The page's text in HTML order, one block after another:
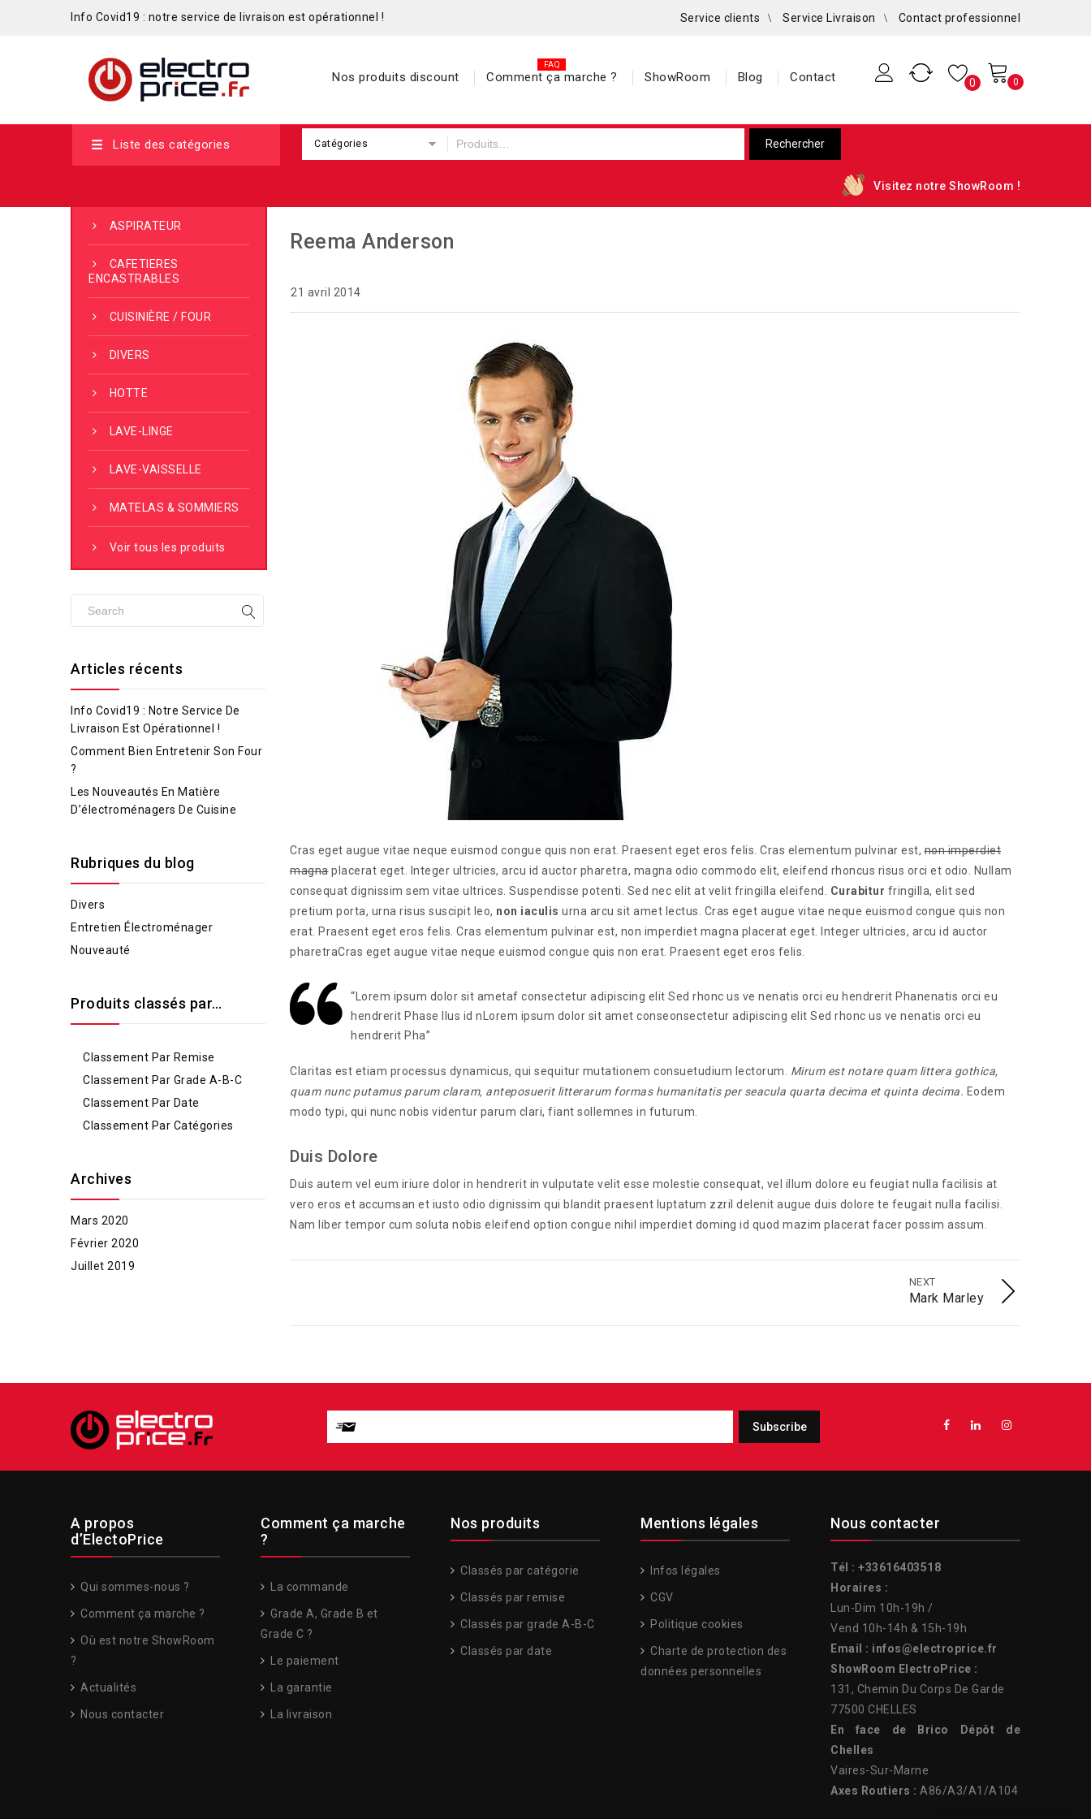
Info Covid19 : notre service de livraison est opérationnel ! Service clients Service Livraison Contact professionnel
Nos produits discount Comment ça marche ? ShowRoom Blog Contact 0 0
Liste des catégories Catégories
Visitez notre ShowRoom !
ASPIRATEUR
CAFETIERES
ENCASTRABLES
CUISINIÈRE / FOUR
DIVERS
HOTTE
LAVE-LINGE
LAVE-VAISSELLE
MATELAS & SOMMIERS
Voir tous les produits
Reema Anderson
21 avril 2014
Cras eget augue vitae neque euismod congue quis non erat. Praesent eget eros felis. Cras elementum pulvinar est,non imperdiet
magnaplacerat eget. Integer ultricies, arcu id auctor pharetra, magna odio commodo elit, eleifend rhoncus risus orci et odio. Nullam
consequat dignissim sem vitae ultrices. Suspendisse potenti. Sed nec elit at velit fringilla eleifend. Curabitur fringilla, elit sed
pretium porta, urna risus suscipit leo, non iaculis urna arcu sit amet lectus. Cras eget augue vitae neque euismod congue quis non
erat. Praesent eget eros felis. Cras elementum pulvinar est, non imperdiet magna placerat eget. Integer ultricies, arcu id auctor
pharetraCras eget augue vitae neque euismod congue quis non erat. Praesent eget eros felis.
“Lorem ipsum dolor sit ametaf consectetur adipiscing elit Sed rhonc us ve nenatis orci eu hendrerit Phanenatis orci eu
hendrerit Phase llus id nLorem ipsum dolor sit amet conseonsectetur adipiscing elit Sed rhonc us ve nenatis orci eu
hendrerit Pha”
Claritas est etiam processus dynamicus, qui sequitur mutationem consuetudium lectorum. Mirum est notare quam littera gothica,
quam nunc putamus parum claram, anteposuerit litterarum formas humanitatis per seacula quarta decima et quinta decima. Eodem
modo typi, qui nunc nobis videntur parum clari, fiant sollemnes in futurum.
Duis Dolore
Duis autem vel eum iriure dolor in hendrerit in vulputate velit esse molestie consequat, vel illum dolore eu feugiat nulla facilisis at
vero eros et accumsan et iusto odio dignissim qui blandit praesent luptatum zzril delenit augue duis dolore te feugait nulla facilisi.
Nam liber tempor cum soluta nobis eleifend option congue nihil imperdiet doming id quod mazim placerat facer possim assum.
NEXT
Mark Marley
Articles récents
Info Covid19 : Notre Service De
Livraison Est Opérationnel !
Comment Bien Entretenir Son Four
?
Les Nouveautés En Matière
D’électroménagers De Cuisine
Rubriques du blog
Divers
Entretien Électroménager
Nouveauté
Produits classés par…
Classement Par Remise
Classement Par Grade A-B-C
Classement Par Date
Classement Par Catégories
Archives
Mars 2020
Février 2020
Juillet 2019
A propos
d’ElectoPrice
Qui sommes-nous ?
Comment ça marche ?
Où est notre ShowRoom
?
Actualités
Nous contacter
Comment ça marche
?
La commande
Grade A, Grade B et
Grade C ?
Le paiement
La garantie
La livraison
Nos produits
Classés par catégorie
Classés par remise
Classés par grade A-B-C
Classés par date
Mentions légales
Infos légales
CGV
Politique cookies
Charte de protection des
données personnelles
Nous contacter
Tél : +33616403518
Horaires :
Lun-Dim 10h-19h /
Vend 10h-14h & 15h-19h
Email : infos@electroprice.fr
ShowRoom ElectroPrice :
131, Chemin Du Corps De Garde
77500 CHELLES
En face de Brico Dépôt de
Chelles
Vaires-Sur-Marne
Axes Routiers : A86/A3/A1/A104